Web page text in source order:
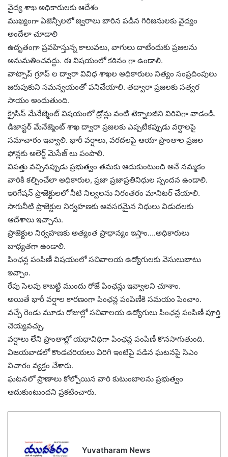
వైద్య శాఖ అధికారులకు ఆదేశం
ముఖ్యంగా ఏజెన్సీలలో జ్వరాలు బారిన పడిన గిరిజనులకు వైద్యం
అందేలా చూడాలి
ఉదృతంగా ప్రవహిస్తున్న కాలువలు, వాగులు దాటేందుకు ప్రజలను
అనుమతించవద్దు. ఈ విషయంలో కఠినం గా ఉండాలి.
వాట్సాప్ గ్రూప్ ల ద్వారా వివిధ శాఖల అధికారులు నిత్యం సంప్రదింపులు
జరుపుకుని సమన్వయంతో పనిచేయాలి. తద్వారా ప్రజలకు సత్వర
సాయం అందుతుంది.
క్రైసిస్ మేనేజ్మెంట్ విషయంలో డ్రోన్లు వంటి టెక్నాలజీని విరివిగా వాడండి.
డిజాస్టర్ మేనేజ్మెంట్ శాఖ ద్వారా ప్రజలకు ఎప్పటికప్పుడు వర్షాలపై
సమాచారం ఇవ్వాలి. భారీ వర్షాలు, వరదలపై ఆయా ప్రాంతాల ప్రజల
ఫోన్లకు అలెర్ట్ మెసేజ్ లు పంపాలి.
విపత్తు వచ్చినప్పుడు ప్రభుత్వం తమకు ఆదుకుంటుంది అనే నమ్మకం
వారికి కల్పించేలా అధికారుల, ప్రజా ప్రజాప్రతినిధుల స్పందన ఉండాలి.
ఇరిగేషన్ ప్రాజెక్టులలో నీటి నిల్వలను నిరంతరం మానిటర్ చేయాలి.
సాగునీటి ప్రాజెక్టుల నిర్వహణకు అవసరమైన నిధులు విడుదలకు
ఆదేశాలు ఇచ్చాను.
ప్రాజెక్టుల నిర్వహణకు అత్యంత ప్రాధాన్యం ఇస్తాం….అధికారులు
బాధ్యతగా ఉండాలి.
పింఛన్ల పంపిణీ విషయంలో సచివాలయ ఉద్యోగులకు వెసులుబాటు
ఇచ్చాం.
రేపు సెలవు కాబట్టి ముందు రోజే పింఛన్లు ఇవ్వాలని చూశాం.
అయితే భారీ వర్షాల కారణంగా పింఛన్ల పంపిణీకి సమయం పెంచాం.
వచ్చే రెండు మూడు రోజుల్లో సచివాలయ ఉద్యోగులు పింఛన్ల పంపిణీ పూర్తి
చెయ్యవచ్చు.
వర్షాలు లేని ప్రాంతాల్లో యధావిధిగా పింఛన్ల పంపిణీ కొనసాగుతుంది.
విజయవాడలో కొండచరియలు విరిగి ఇంటిపై పడిన ఘటనపై సిఎం
విచారం వ్యక్తం చేశారు.
ఘటనలో ప్రాణాలు కోల్పోయిన వారి కుటుంబాలను ప్రభుత్వం
ఆదుకుంటుందని ప్రకటించారు.
Yuvatharam News